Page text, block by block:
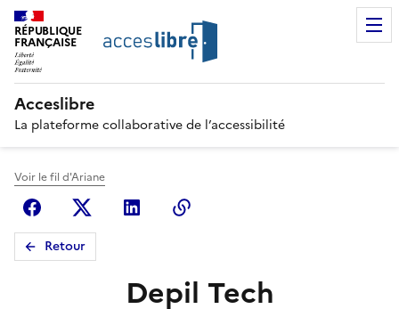
RÉPUBLIQUE
FRANÇAISE
Acceslibre
La plateforme collaborative de l’accessibilité
Voir le fil d'Ariane
FacebookX (anciennement Twitter)
Linkedin
Retour
Depil Tech